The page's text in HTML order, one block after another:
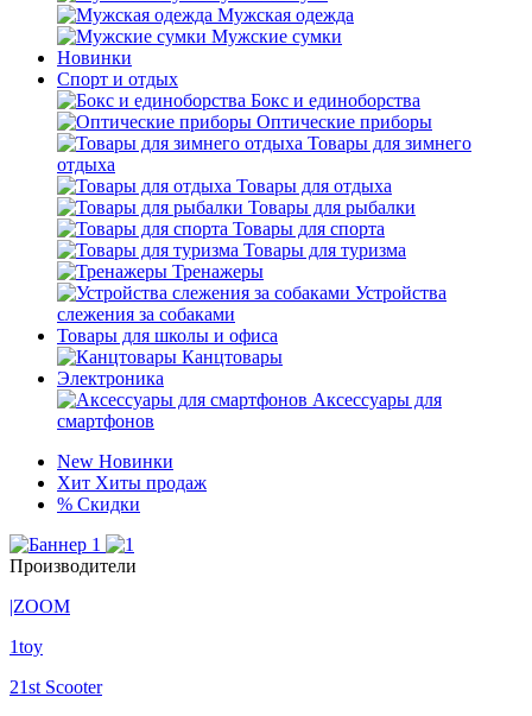
Мужская одежда
Мужские сумки
Новинки
Спорт и отдых
Бокс и единоборства
Оптические приборы
Товары для зимнего
отдыха
Товары для отдыха
Товары для рыбалки
Товары для спорта
Товары для туризма
Тренажеры
Устройства
слежения за собаками
Товары для школы и офиса
Канцтовары
Электроника
Аксессуары для
смартфонов
New Новинки
Хит Хиты продаж
% Скидки
Производители
|ZOOM
1toy
21st Scooter